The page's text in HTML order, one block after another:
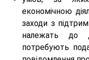
економічною
заходи з
належать до
потребують